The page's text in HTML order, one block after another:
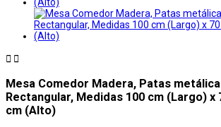
 
Mesa Comedor Madera, Patas
Rectangular, Medidas 100 cm (Largo) x
cm (Alto)